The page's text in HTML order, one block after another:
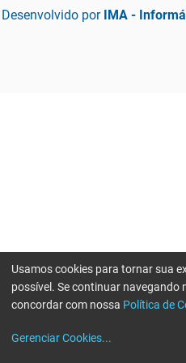
Desenvolvido por IMA -
Usamos cookies para tornar sua
possível. Se continuar navegando
concordar com nossa Política de
Gerenciar Cookies...
Erro ao enviar informações, por